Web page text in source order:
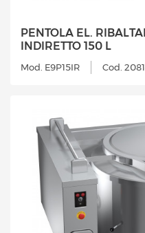
PENTOLA EL.
INDIRETTO 150 L
Mod. E9P15IR Cod.